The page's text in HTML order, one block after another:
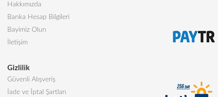
Hakkımızda
Banka Hesap Bilgileri
Bayimiz Olun
İletişim
Gizlilik
Güvenli Alışveriş
İade ve İptal Şartları